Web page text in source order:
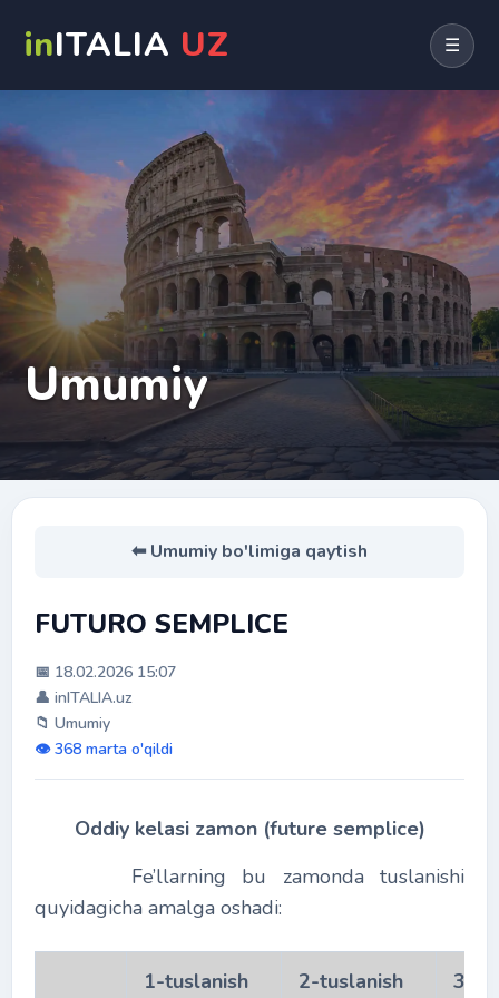
inITALIA UZ ☰
Umumiy
⬅ Umumiy bo'limiga qaytish
FUTURO SEMPLICE
📅 18.02.2026 15:07
👤 inITALIA.uz
📁 Umumiy
👁️ 368 marta o'qildi
Oddiy kelasi zamon (future semplice)
Fe’llarning bu zamonda tuslanishi
quyidagicha amalga oshadi:
1-tuslanish
2-tuslanish
3-